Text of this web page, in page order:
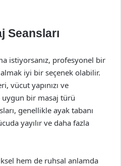
Seansları
istiyorsanız, profesyonel bir
iyi bir seçenek olabilir.
vücut yapınızı ve
uygun bir masaj türü
genellikle ayak tabanı
yayılır ve daha fazla
hem de ruhsal anlamda